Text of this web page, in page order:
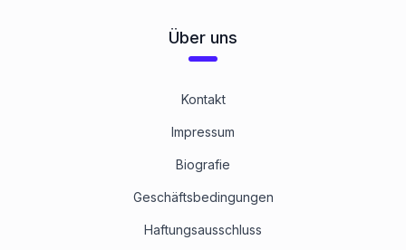
Über uns
Kontakt
Impressum
Biografie
Geschäftsbedingungen
Haftungsausschluss